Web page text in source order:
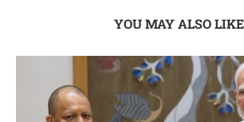
YOU MAY ALSO LIKE